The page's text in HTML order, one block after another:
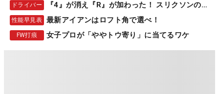
ドライバー 『4』が消え『R』が加わった！ スリクソンの新作
性能早見表 最新アイアンはロフト角で選べ！
FW打痕 女子プロが「ややトウ寄り」に当てるワケ